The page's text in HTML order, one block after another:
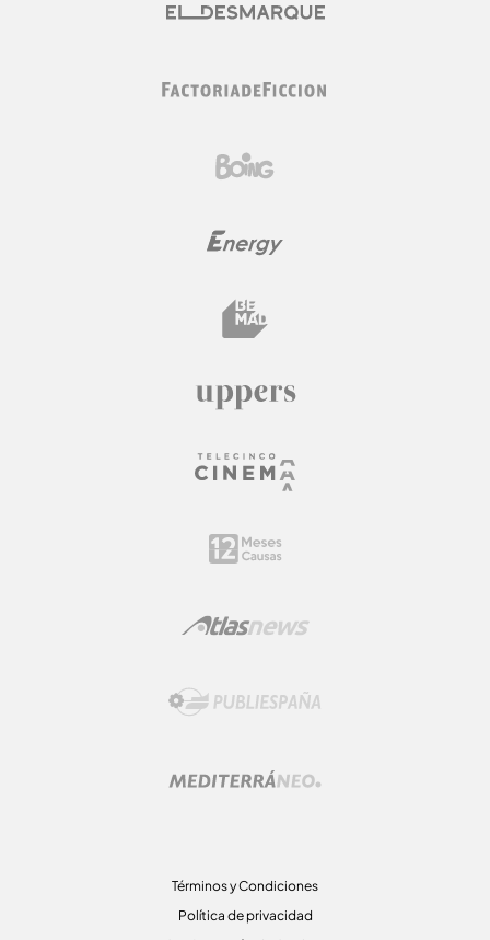
Términos y Condiciones
Política de privacidad